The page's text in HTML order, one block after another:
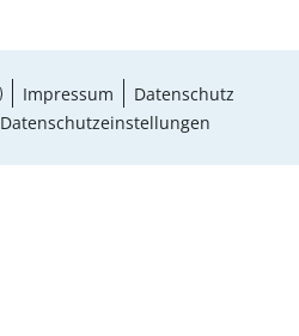
Impressum
Datenschutz
Datenschutzeinstellungen